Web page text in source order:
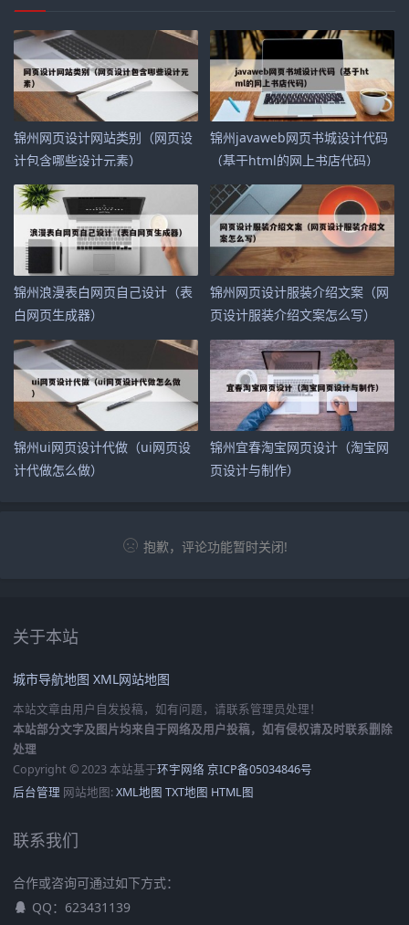
锦州网页设计网站类别（网页设
计包含哪些设计元素）
锦州javaweb网页书城设计代码
（基于html的网上书店代码）
锦州浪漫表白网页自己设计（表
白网页生成器）
锦州网页设计服装介绍文案（网
页设计服装介绍文案怎么写）
锦州ui网页设计代做（ui网页设
计代做怎么做）
锦州宜春淘宝网页设计（淘宝网
页设计与制作）
抱歉，评论功能暂时关闭!
关于本站
城市导航地图 XML网站地图
本站文章由用户自发投稿，如有问题，请联系管理员处理！
本站部分文字及图片均来自于网络及用户投稿，如有侵权请及时联系删除
处理
Copyright © 2023 本站基于环宇网络 京ICP备05034846号
后台管理 网站地图:XML地图 TXT地图 HTML图
联系我们
合作或咨询可通过如下方式：
QQ：623431139